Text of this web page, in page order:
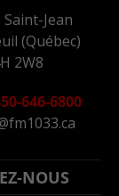
Jean
(Québec)
2W8
646-6800
NOUS